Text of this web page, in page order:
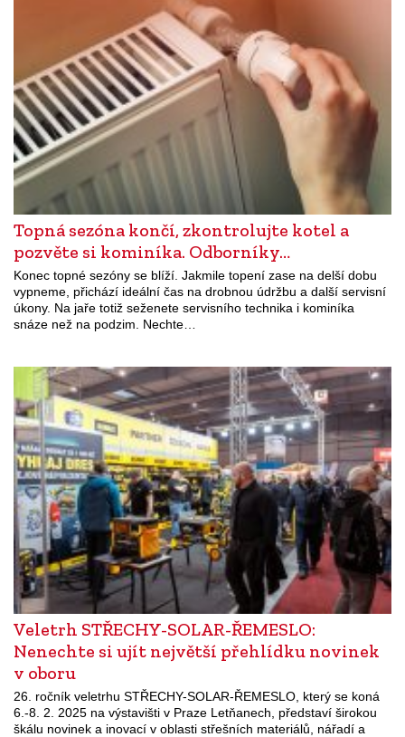
Topná sezóna končí, zkontrolujte kotel a
pozvěte si kominíka. Odborníky…
Konec topné sezóny se blíží. Jakmile topení zase na delší dobu
vypneme, přichází ideální čas na drobnou údržbu a další servisní
úkony. Na jaře totiž seženete servisního technika i kominíka
snáze než na podzim. Nechte…
Veletrh STŘECHY-SOLAR-ŘEMESLO:
Nenechte si ujít největší přehlídku novinek
v oboru
26. ročník veletrhu STŘECHY-SOLAR-ŘEMESLO, který se koná
6.-8. 2. 2025 na výstavišti v Praze Letňanech, představí širokou
škálu novinek a inovací v oblasti střešních materiálů, nářadí a